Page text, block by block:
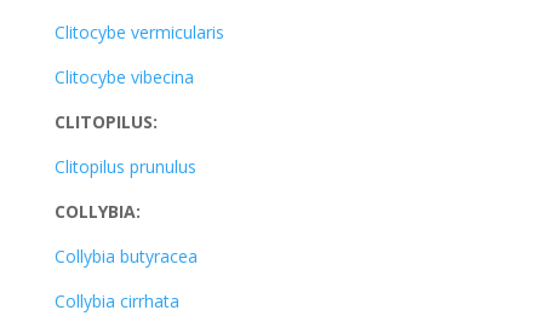
Clitocybe vermicularis
Clitocybe vibecina
CLITOPILUS:
Clitopilus prunulus
COLLYBIA:
Collybia butyracea
Collybia cirrhata